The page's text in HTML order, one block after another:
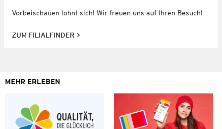
Vorbeischauen lohnt sich! Wir freuen uns auf Ihren Besuch!
ZUM FILIALFINDER
MEHR ERLEBEN